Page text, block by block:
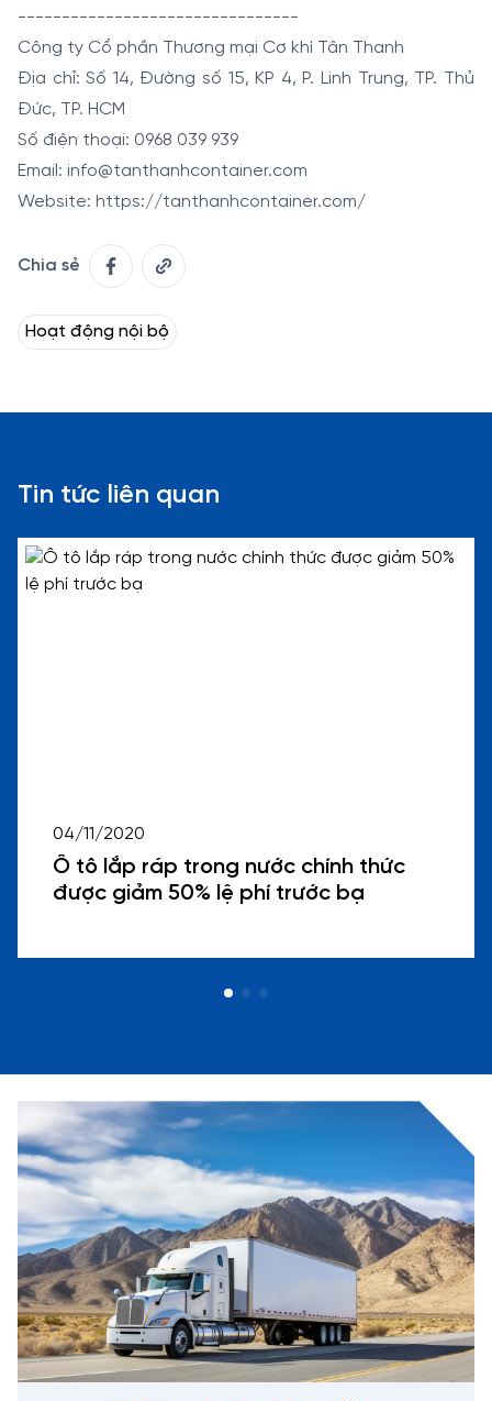
--------------------------------
Công ty Cổ phần Thương mại Cơ khí Tân Thanh
Địa chỉ: Số 14, Đường số 15, KP 4, P. Linh Trung, TP. Thủ
Đức, TP. HCM
Số điện thoại: 0968 039 939
Email: info@tanthanhcontainer.com
Website: https://tanthanhcontainer.com/
Chia sẻ
Hoạt động nội bộ
Tin tức liên quan
04/11/2020
Ô tô lắp ráp trong nước chính thức
được giảm 50% lệ phí trước bạ